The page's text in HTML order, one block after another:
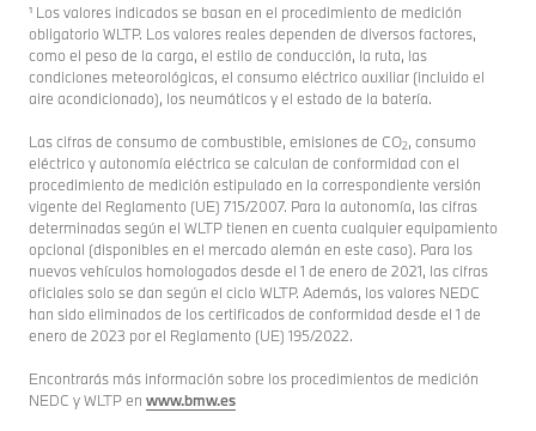
¹ Los valores indicados se basan en el procedimiento de medición
obligatorio WLTP. Los valores reales dependen de diversos factores,
como el peso de la carga, el estilo de conducción, la ruta, las
condiciones meteorológicas, el consumo eléctrico auxiliar (incluido el
aire acondicionado), los neumáticos y el estado de la batería.
Las cifras de consumo de combustible, emisiones de CO2, consumo
eléctrico y autonomía eléctrica se calculan de conformidad con el
procedimiento de medición estipulado en la correspondiente versión
vigente del Reglamento (UE) 715/2007. Para la autonomía, las cifras
determinadas según el WLTP tienen en cuenta cualquier equipamiento
opcional (disponibles en el mercado alemán en este caso). Para los
nuevos vehículos homologados desde el 1 de enero de 2021, las cifras
oficiales solo se dan según el ciclo WLTP. Además, los valores NEDC
han sido eliminados de los certificados de conformidad desde el 1 de
enero de 2023 por el Reglamento (UE) 195/2022.
Encontrarás más información sobre los procedimientos de medición
NEDC y WLTP en www.bmw.es